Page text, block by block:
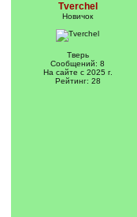
Tverchel
Новичок
Тверь
Сообщений: 8
На сайте с 2025 г.
Рейтинг: 28